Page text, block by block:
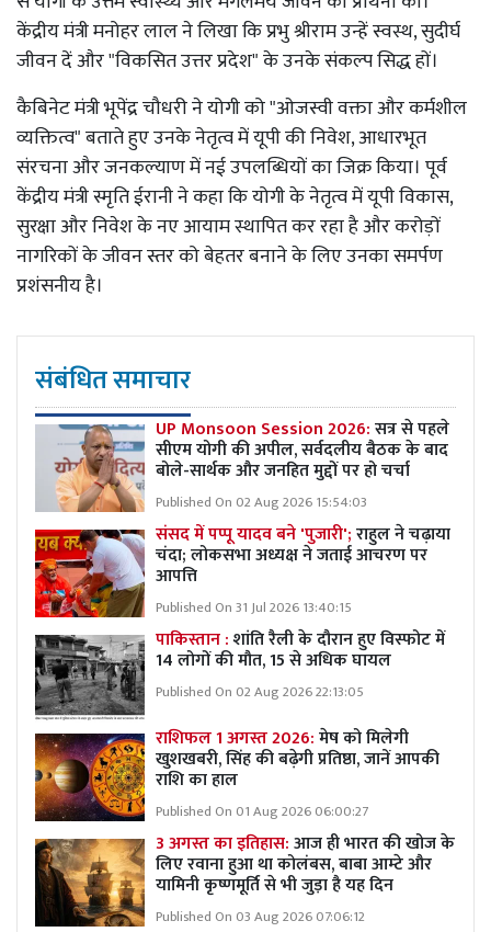
केंद्रीय मंत्री मनोहर लाल ने लिखा कि प्रभु श्रीराम उन्हें स्वस्थ, सुदीर्घ
जीवन दें और "विकसित उत्तर प्रदेश" के उनके संकल्प सिद्ध हों।
कैबिनेट मंत्री भूपेंद्र चौधरी ने योगी को "ओजस्वी वक्ता और कर्मशील
व्यक्तित्व" बताते हुए उनके नेतृत्व में यूपी की निवेश, आधारभूत
संरचना और जनकल्याण में नई उपलब्धियों का जिक्र किया। पूर्व
केंद्रीय मंत्री स्मृति ईरानी ने कहा कि योगी के नेतृत्व में यूपी विकास,
सुरक्षा और निवेश के नए आयाम स्थापित कर रहा है और करोड़ों
नागरिकों के जीवन स्तर को बेहतर बनाने के लिए उनका समर्पण
प्रशंसनीय है।
संबंधित समाचार
UP Monsoon Session 2026:सत्र से पहले
सीएम योगी की अपील, सर्वदलीय बैठक के बाद
बोले-सार्थक और जनहित मुद्दों पर हो चर्चा
Published On 02 Aug 2026 15:54:03
संसद में पप्पू यादव बने 'पुजारी';राहुल ने चढ़ाया
चंदा; लोकसभा अध्यक्ष ने जताई आचरण पर
आपत्ति
Published On 31 Jul 2026 13:40:15
पाकिस्तान :शांति रैली के दौरान हुए विस्फोट में
14 लोगों की मौत, 15 से अधिक घायल
Published On 02 Aug 2026 22:13:05
राशिफल 1 अगस्त 2026:मेष को मिलेगी
खुशखबरी, सिंह की बढ़ेगी प्रतिष्ठा, जानें आपकी
राशि का हाल
Published On 01 Aug 2026 06:00:27
3 अगस्त का इतिहास:आज ही भारत की खोज के
लिए रवाना हुआ था कोलंबस, बाबा आम्टे और
यामिनी कृष्णमूर्ति से भी जुड़ा है यह दिन
Published On 03 Aug 2026 07:06:12